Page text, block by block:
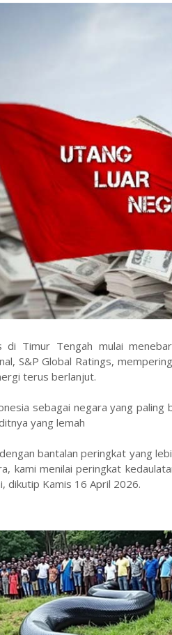
di Timur Tengah mulai
S&P Global Ratings,
terus berlanjut.
sebagai negara yang
yang lemah
bantalan peringkat yang
kami menilai peringkat
dikutip Kamis 16 April 2026.